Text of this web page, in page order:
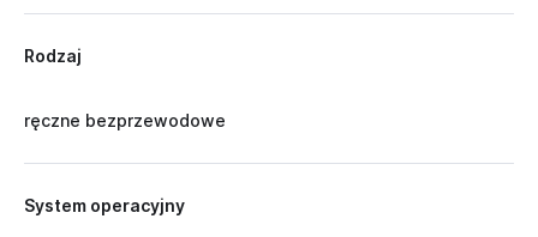
Rodzaj
ręczne bezprzewodowe
System operacyjny